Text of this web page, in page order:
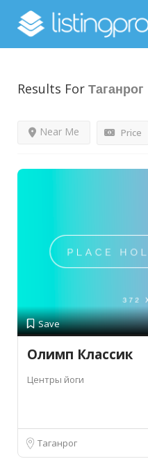
Results For Таганрог
Price
Near Me
Save
Олимп Классик
Центры йоги
Таганрог